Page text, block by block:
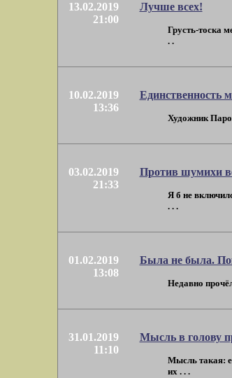
13.02.2019
21:00
Лучше всех!
Грусть-тоска
. .
10.02.2019
13:36
Единственность
Художник
03.02.2019
21:33
Против шумихи
Я б не
. . .
01.02.2019
13:08
Была не была.
Недавно
31.01.2019
11:10
Мысль в голову
Мысль такая:
их . . .